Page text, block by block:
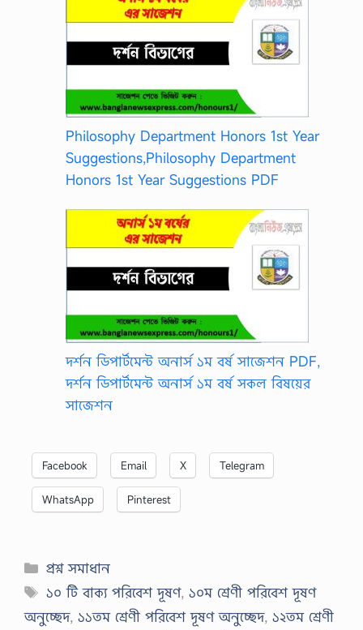
Philosophy Department Honors 1st Year
Suggestions,Philosophy Department
Honors 1st Year Suggestions PDF
দর্শন ডিপার্টমেন্ট অনার্স ১ম বর্ষ সাজেশন PDF,
দর্শন ডিপার্টমেন্ট অনার্স ১ম বর্ষ সকল বিষয়ের
সাজেশন
Facebook Email X Telegram
WhatsApp Pinterest
Categories
প্রশ্ন সমাধান
Tags
১০ টি বাক্য পরিবেশ দূষণ,১০ম শ্রেণী পরিবেশ দূষণ
অনুচ্ছেদ, ১১তম শ্রেণী পরিবেশ দূষণ অনুচ্ছেদ, ১২তম শ্রেণী